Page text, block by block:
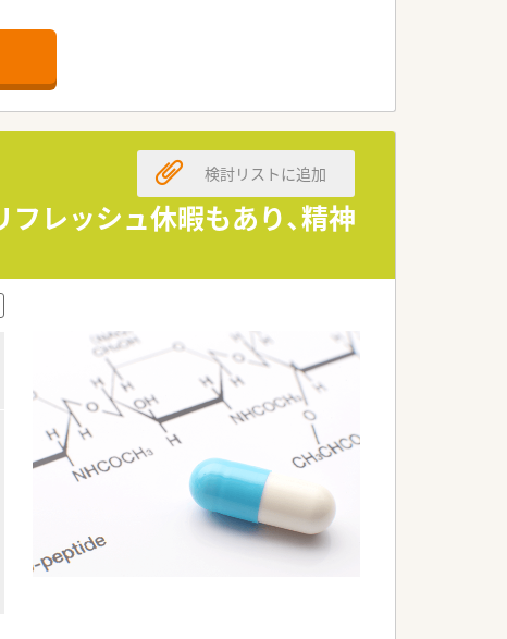
の店舗です。
えております。
機能しています。
ただける法人です。
ている企業です。
を進めています。
たい方に大変オススメです。
い方に最適な就業環境です。
きる職場を求める方に最適です。
レッシュ休暇もあり、精神
検討リストに追加